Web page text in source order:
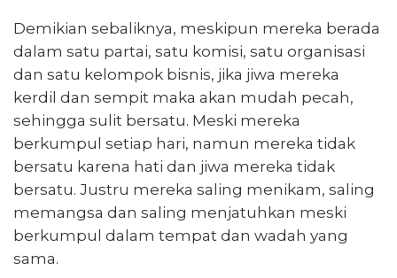
Demikian sebaliknya, meskipun mereka berada
dalam satu partai, satu komisi, satu organisasi
dan satu kelompok bisnis, jika jiwa mereka
kerdil dan sempit maka akan mudah pecah,
sehingga sulit bersatu. Meski mereka
berkumpul setiap hari, namun mereka tidak
bersatu karena hati dan jiwa mereka tidak
bersatu. Justru mereka saling menikam, saling
memangsa dan saling menjatuhkan meski
berkumpul dalam tempat dan wadah yang
sama.